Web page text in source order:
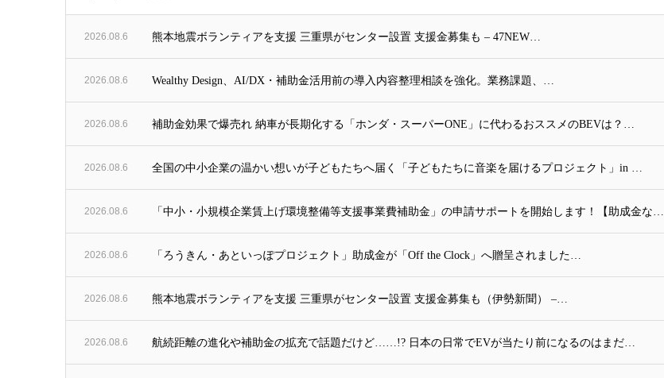
2026.08.6 熊本地震ボランティアを支援 三重県がセンター設置 支援金募集も – 47NEW…
2026.08.6 Wealthy Design、AI/DX・補助金活用前の導入内容整理相談を強化。業務課題、…
2026.08.6 補助金効果で爆売れ 納車が長期化する「ホンダ・スーパーONE」に代わるおススメのBEVは？…
2026.08.6 全国の中小企業の温かい想いが子どもたちへ届く「子どもたちに音楽を届けるプロジェクト」in …
2026.08.6 「中小・小規模企業賃上げ環境整備等支援事業費補助金」の申請サポートを開始します！【助成金な…
2026.08.6 「ろうきん・あといっぽプロジェクト」助成金が「Off the Clock」へ贈呈されました…
2026.08.6 熊本地震ボランティアを支援 三重県がセンター設置 支援金募集も（伊勢新聞） –…
2026.08.6 航続距離の進化や補助金の拡充で話題だけど……!? 日本の日常でEVが当たり前になるのはまだ…